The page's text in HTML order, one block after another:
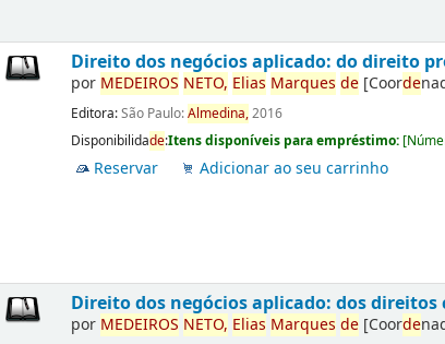
Direito dos negócios aplicado: do direito
por MEDEIROS NETO, Elias Marques de [Coorde
Editora:São Paulo:Almedina,2016
Disponibilidade:Itens disponíveis para empréstimo: [
Reservar Adicionar ao seu carrinho
Direito dos negócios aplicado: dos direitos
por MEDEIROS NETO, Elias Marques de [Coorde